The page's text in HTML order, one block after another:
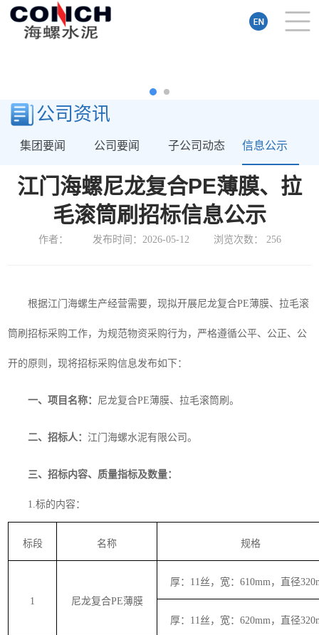
公司资讯
集团要闻 公司要闻 子公司动态 信息公示
江门海螺尼龙复合PE薄膜、拉
毛滚筒刷招标信息公示
作者： 发布时间：2026-05-12 浏览次数： 256
根据江门海螺生产经营需要，现拟开展尼龙复合PE薄膜、拉毛滚
筒刷招标采购工作， 为规范物资采购行为，严格遵循公平、公正、 公
开的原则，现将招标采购信息发布如下 ：
一、项目名称： 尼龙复合PE薄膜、拉毛滚筒刷。
二、招标人： 江门海螺水泥有限公司。
三、招标内容、质量指标及数量：
1.标的内容：
标段 名称 规格
1 尼龙复合PE薄膜
厚： 11丝，宽：610mm，直径
厚： 11丝，宽：620mm，直径